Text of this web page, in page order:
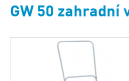
GW 50 zahradní